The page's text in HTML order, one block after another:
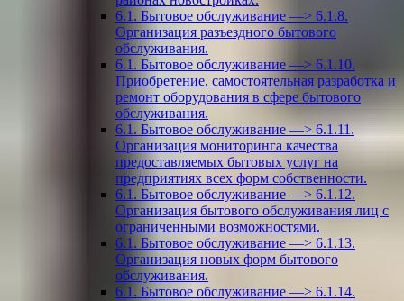
6.1. Бытовое обслуживание —> 6.1.8.
Организация разъездного бытового
обслуживания.
6.1. Бытовое обслуживание —> 6.1.10.
Приобретение, самостоятельная разработка и
ремонт оборудования в сфере бытового
обслуживания.
6.1. Бытовое обслуживание —> 6.1.11.
Организация мониторинга качества
предоставляемых бытовых услуг на
предприятиях всех форм собственности.
6.1. Бытовое обслуживание —> 6.1.12.
Организация бытового обслуживания лиц с
ограниченными возможностями.
6.1. Бытовое обслуживание —> 6.1.13.
Организация новых форм бытового
обслуживания.
6.1. Бытовое обслуживание —> 6.1.14.